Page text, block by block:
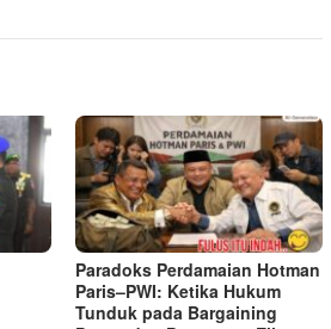
Paradoks Perdamaian Hotman
Paris–PWI: Ketika Hukum
Tunduk pada Bargaining